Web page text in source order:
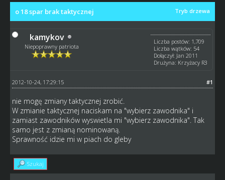
Tryb drzewa
o 18 spar brak taktycznej
kamykov
Niepoprawny patriota
Liczba postów: 1,709
Liczba wątków: 54
Dołączył: Jan 2011
Drużyna: Krzyżacy R3
#1
2012-10-24, 17:29:15
nie mogę zmiany taktycznej zrobić.
W zmianie taktycznej naciskam na "wybierz zawodnika" i
zamiast zawodników wyswietla mi "wybierz zawodnika". Tak
samo jest z zmianą nominowaną.
Sprawność idzie mi w piach do gleby
Szukaj